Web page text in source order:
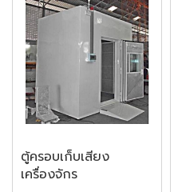
ตู้ครอบเก็บเสียง
เครื่องจักร